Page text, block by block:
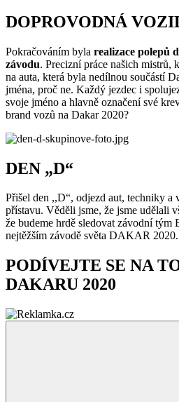
DOPROVODNÁ
Pokračováním byla realizace polepů
závodu. Precizní práce našich
na auta, která byla nedílnou součástí
jména, proč ne. Každý jezdec i
svoje jméno a hlavně označení své
brand vozů na Dakar 2020?
DEN „D“
Přišel den ,,D“, odjezd aut, techniky a
přístavu. Věděli jsme, že jsme udělali
že budeme hrdě sledovat závodní
nejtěžším závodě světa DAKAR 2020.
PODÍVEJTE SE NA
DAKARU 2020